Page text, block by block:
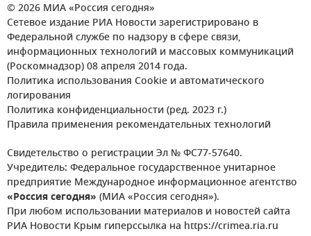
© 2026 МИА «Россия сегодня»
Сетевое издание РИА Новости зарегистрировано в
Федеральной службе по надзору в сфере связи,
информационных технологий и массовых коммуникаций
(Роскомнадзор) 08 апреля 2014 года.
Политика использования Cookie и автоматического
логирования
Политика конфиденциальности (ред. 2023 г.)
Правила применения рекомендательных технологий
Свидетельство о регистрации Эл № ФС77-57640.
Учредитель: Федеральное государственное унитарное
предприятие Международное информационное агентство
«Россия сегодня» (МИА «Россия сегодня»).
При любом использовании материалов и новостей сайта
РИА Новости Крым гиперссылка на https://crimea.ria.ru